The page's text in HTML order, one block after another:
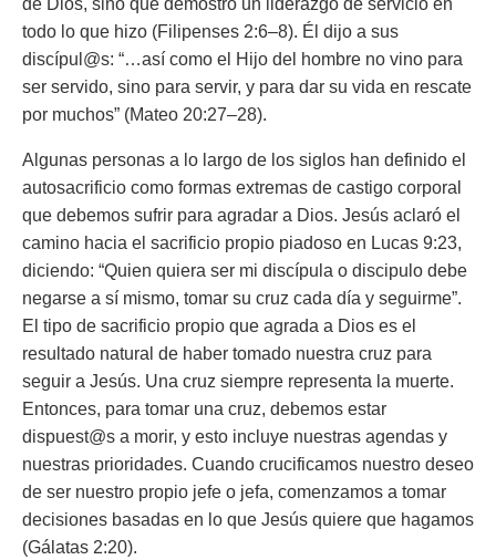
de Dios, sino que demostró un liderazgo de servicio en
todo lo que hizo (Filipenses 2:6–8). Él dijo a sus
discípul@s: “…así como el Hijo del hombre no vino para
ser servido, sino para servir, y para dar su vida en rescate
por muchos” (Mateo 20:27–28).
Algunas personas a lo largo de los siglos han definido el
autosacrificio como formas extremas de castigo corporal
que debemos sufrir para agradar a Dios. Jesús aclaró el
camino hacia el sacrificio propio piadoso en Lucas 9:23,
diciendo: “Quien quiera ser mi discípula o discipulo debe
negarse a sí mismo, tomar su cruz cada día y seguirme”.
El tipo de sacrificio propio que agrada a Dios es el
resultado natural de haber tomado nuestra cruz para
seguir a Jesús. Una cruz siempre representa la muerte.
Entonces, para tomar una cruz, debemos estar
dispuest@s a morir, y esto incluye nuestras agendas y
nuestras prioridades. Cuando crucificamos nuestro deseo
de ser nuestro propio jefe o jefa, comenzamos a tomar
decisiones basadas en lo que Jesús quiere que hagamos
(Gálatas 2:20).